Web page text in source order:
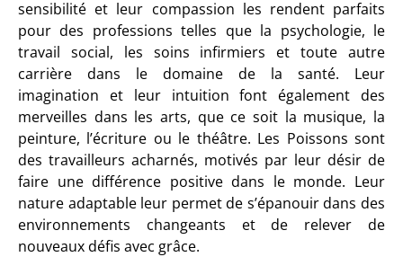
sensibilité et leur compassion les rendent parfaits
pour des professions telles que la psychologie, le
travail social, les soins infirmiers et toute autre
carrière dans le domaine de la santé. Leur
imagination et leur intuition font également des
merveilles dans les arts, que ce soit la musique, la
peinture, l’écriture ou le théâtre. Les Poissons sont
des travailleurs acharnés, motivés par leur désir de
faire une différence positive dans le monde. Leur
nature adaptable leur permet de s’épanouir dans des
environnements changeants et de relever de
nouveaux défis avec grâce.